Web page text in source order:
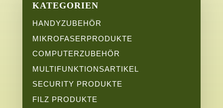
KATEGORIEN
HANDYZUBEHÖR
MIKROFASERPRODUKTE
COMPUTERZUBEHÖR
MULTIFUNKTIONSARTIKEL
SECURITY PRODUKTE
FILZ PRODUKTE